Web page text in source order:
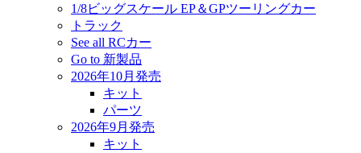
1/8ビッグスケール EP＆GPツーリングカー
トラック
See all RCカー
Go to 新製品
2026年10月発売
キット
パーツ
2026年9月発売
キット